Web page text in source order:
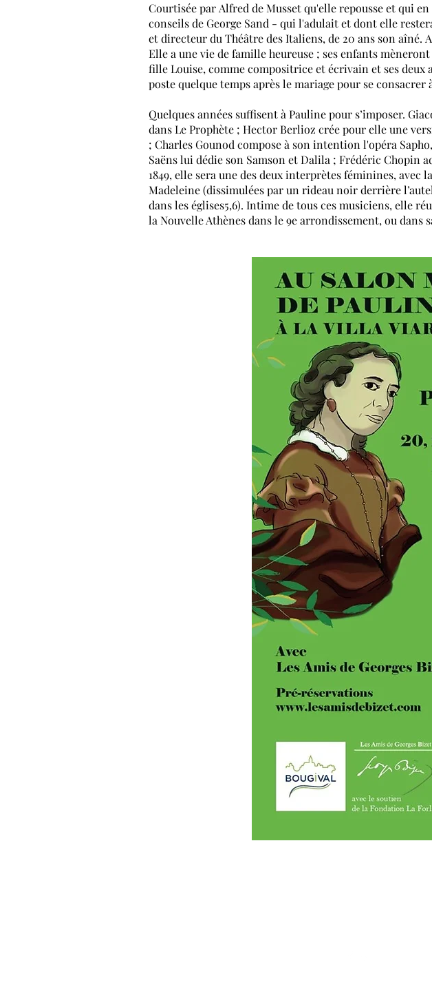
Courtisée par Alfred de Mussetqu'elle repousse et qui
conseils deGeorge Sand - qui l'adulait et dont elle
et directeur du Théâtre des Italiens, de 20 ans son aîné.
Elle a une vie de famille heureuse ; ses enfants
filleLouise, comme compositrice et écrivain et ses
poste quelque temps après le mariage pour se consacrer
Quelques années suffisent à Pauline pour s’imposer.
dansLe Prophète ; Hector Berlioz crée pour elle une
; Charles Gounod compose à son intention l'opéra Sapho
Saënslui dédie son Samson et Dalila ; Frédéric Chopin
1849, elle sera une des deux interprètes féminines, avec
Madeleine(dissimulées par un rideau noir derrière
dans les églises5,6). Intime de tous ces musiciens, elle
la Nouvelle Athènesdans le9e arrondissement, ou dans